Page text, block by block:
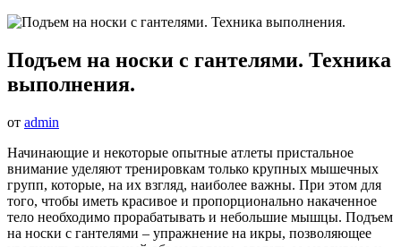
Подъем на носки с гантелями. Техника
выполнения.
от admin
Начинающие и некоторые опытные атлеты пристальное
внимание уделяют тренировкам только крупных мышечных
групп, которые, на их взгляд, наиболее важны. При этом для
того, чтобы иметь красивое и пропорционально накаченное
тело необходимо прорабатывать и небольшие мышцы. Подъем
на носки с гантелями – упражнение на икры, позволяющее